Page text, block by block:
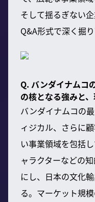
そして揺るぎない
Q&A形式で深く掘り
Q. バンダイナムコ
の核となる強みと
バンダイナムコの
ィジカル、さらに
い事業領域を包括
ャラクターなどの
にし、日本の文化
る。マーケット規